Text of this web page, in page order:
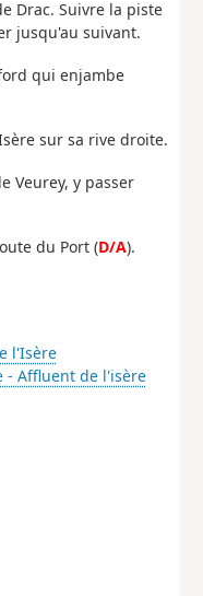
Drac. Suivre la piste
jusqu'au suivant.
qui enjambe
sur sa rive droite.
Veurey, y passer
du Port (D/A).
l'Isère
- Affluent de l'isère